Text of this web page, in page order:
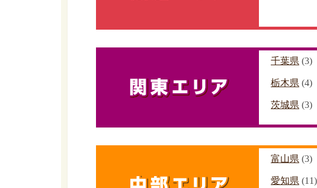
千葉県 (3)
栃木県 (4)
茨城県 (3)
富山県 (3)
愛知県 (11)